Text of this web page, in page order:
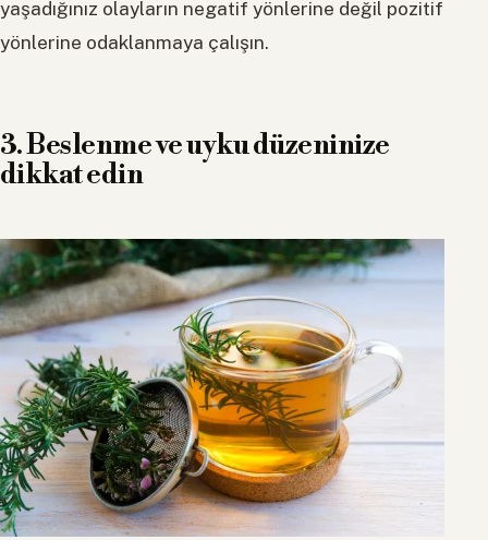
yaşadığınız olayların negatif yönlerine değil pozitif
yönlerine odaklanmaya çalışın.
3. Beslenme ve uyku düzeninize
dikkat edin